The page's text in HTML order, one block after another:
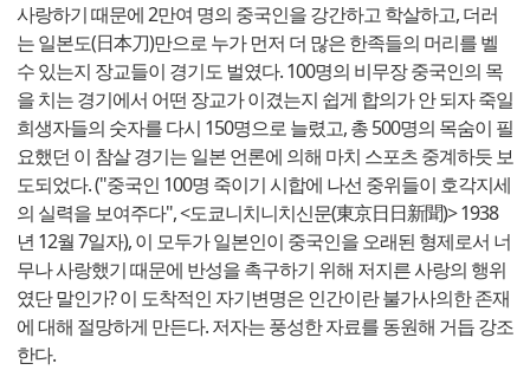
사랑하기 때문에 2만여 명의 중국인을 강간하고 학살하고, 더러
는 일본도(日本刀)만으로 누가 먼저 더 많은 한족들의 머리를 벨
수 있는지 장교들이 경기도 벌였다. 100명의 비무장 중국인의 목
을 치는 경기에서 어떤 장교가 이겼는지 쉽게 합의가 안 되자 죽일
희생자들의 숫자를 다시 150명으로 늘렸고, 총 500명의 목숨이 필
요했던 이 참살 경기는 일본 언론에 의해 마치 스포츠 중계하듯 보
도되었다. ("중국인 100명 죽이기 시합에 나선 중위들이 호각지세
의 실력을 보여주다", <도쿄니치니치신문(東京日日新聞)> 1938
년 12월 7일자), 이 모두가 일본인이 중국인을 오래된 형제로서 너
무나 사랑했기 때문에 반성을 촉구하기 위해 저지른 사랑의 행위
였단 말인가? 이 도착적인 자기변명은 인간이란 불가사의한 존재
에 대해 절망하게 만든다. 저자는 풍성한 자료를 동원해 거듭 강조
한다.